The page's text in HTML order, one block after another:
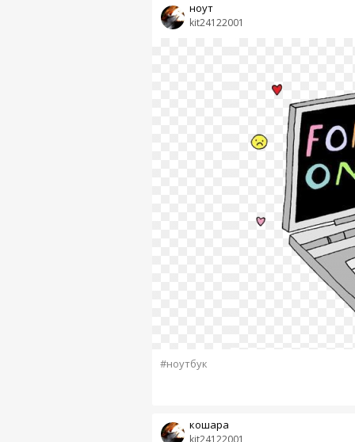
kit24122001
ноут
#ноутбук
kit24122001
кошара